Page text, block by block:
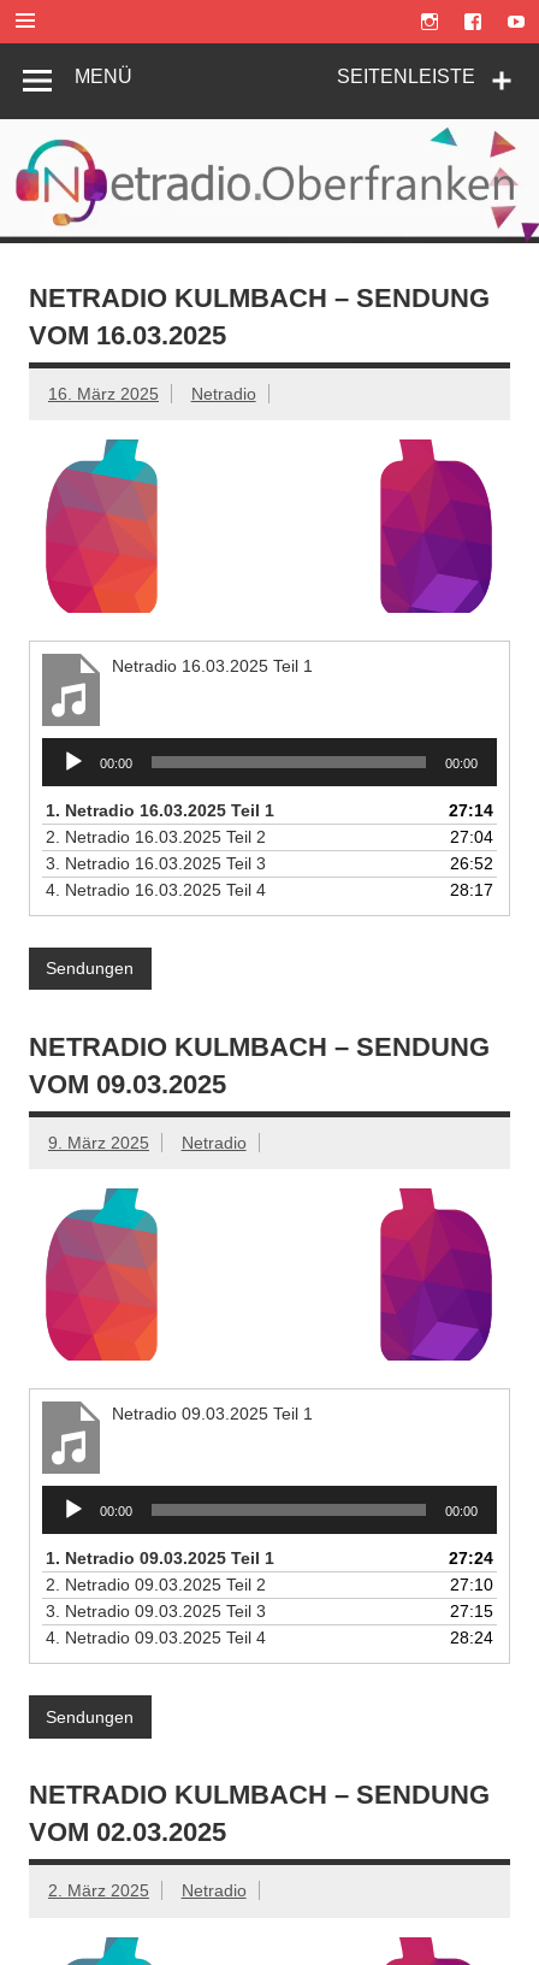
Inhalt
springen
SEITENLEISTE
MENÜ
NETRADIO KULMBACH – SENDUNG
VOM 16.03.2025
16. März 2025 Netradio
Netradio 16.03.2025 Teil 1
Audio-
Player
00:00 00:00
1. Netradio 16.03.2025 Teil 1
27:14
2. Netradio 16.03.2025 Teil 2
27:04
3. Netradio 16.03.2025 Teil 3
26:52
4. Netradio 16.03.2025 Teil 4 28:17
Sendungen
NETRADIO KULMBACH – SENDUNG
VOM 09.03.2025
9. März 2025 Netradio
Netradio 09.03.2025 Teil 1
Audio-
Player
00:00 00:00
1. Netradio 09.03.2025 Teil 1
27:24
2. Netradio 09.03.2025 Teil 2
27:10
3. Netradio 09.03.2025 Teil 3
27:15
4. Netradio 09.03.2025 Teil 4 28:24
Sendungen
NETRADIO KULMBACH – SENDUNG
VOM 02.03.2025
2. März 2025 Netradio